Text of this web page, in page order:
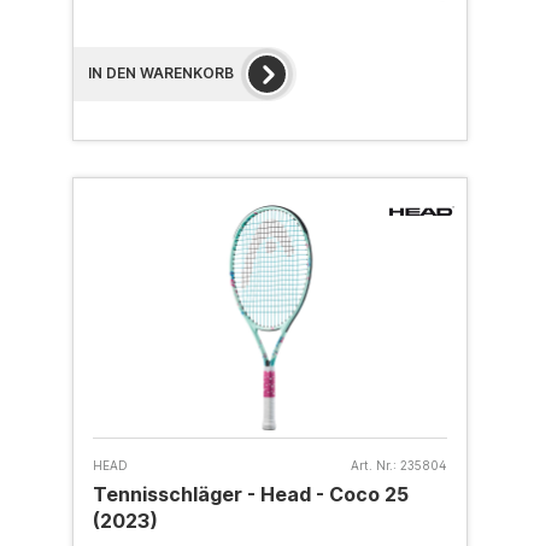
IN DEN WARENKORB
HEAD Art. Nr.: 235804
Tennisschläger - Head - Coco 25
(2023)